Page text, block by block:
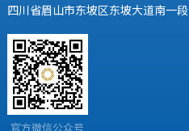
四川省眉山市东坡区东坡大道南一
官方微信公众号